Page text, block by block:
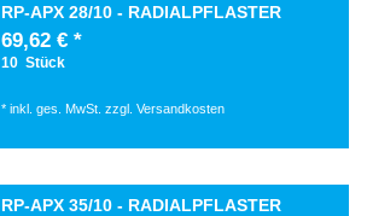
RP-APX 28/10 - RADIALPFLASTER
69,62 € *
10 Stück
* inkl. ges. MwSt. zzgl. Versandkosten
RP-APX 35/10 - RADIALPFLASTER